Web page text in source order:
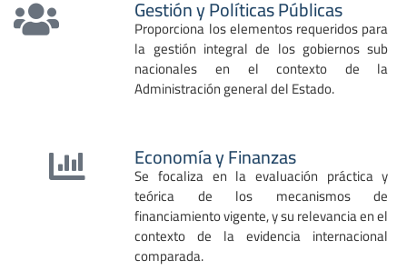
Gestión y Políticas Públicas
Proporciona los elementos requeridos para
la gestión integral de los gobiernos sub
nacionales en el contexto de la
Administración general del Estado.
Economía y Finanzas
Se focaliza en la evaluación práctica y
teórica de los mecanismos de
financiamiento vigente, y su relevancia en el
contexto de la evidencia internacional
comparada.